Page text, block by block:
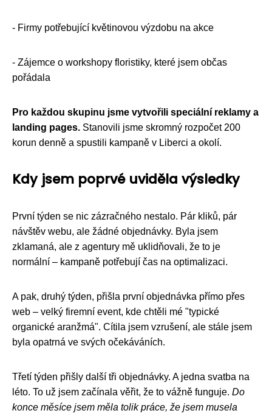
- Firmy potřebující květinovou výzdobu na akce
- Zájemce o workshopy floristiky, které jsem občas
pořádala
Pro každou skupinu jsme vytvořili speciální reklamy a
landing pages. Stanovili jsme skromný rozpočet 200
korun denně a spustili kampaně v Liberci a okolí.
Kdy jsem poprvé uviděla výsledky
První týden se nic zázračného nestalo. Pár kliků, pár
návštěv webu, ale žádné objednávky. Byla jsem
zklamaná, ale z agentury mě uklidňovali, že to je
normální – kampaně potřebují čas na optimalizaci.
A pak, druhý týden, přišla první objednávka přímo přes
web – velký firemní event, kde chtěli mé "typické
organické aranžmá". Cítila jsem vzrušení, ale stále jsem
byla opatrná ve svých očekáváních.
Třetí týden přišly další tři objednávky. A jedna svatba na
léto. To už jsem začínala věřit, že to vážně funguje. Do
konce měsíce jsem měla tolik práce, že jsem musela